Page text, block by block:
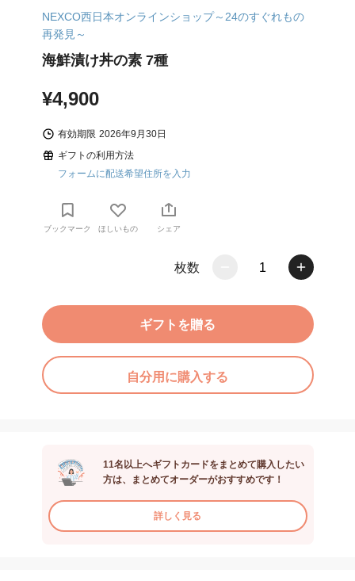
NEXCO西日本オンラインショップ～24のすぐれもの
再発見～
海鮮漬け丼の素 7種
¥4,900
有効期限 2026年9月30日
ギフトの利用方法
フォームに配送希望住所を入力
ブックマーク ほしいもの シェア
枚数 1
ギフトを贈る
自分用に購入する
11名以上へギフトカードをまとめて購入したい
方は、まとめてオーダーがおすすめです！
詳しく見る